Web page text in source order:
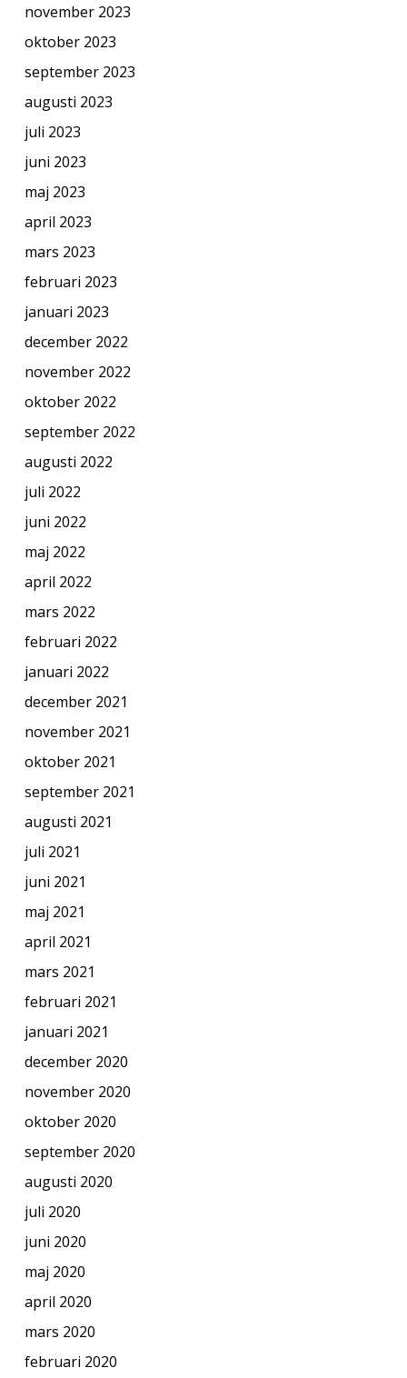
november 2023
oktober 2023
september 2023
augusti 2023
juli 2023
juni 2023
maj 2023
april 2023
mars 2023
februari 2023
januari 2023
december 2022
november 2022
oktober 2022
september 2022
augusti 2022
juli 2022
juni 2022
maj 2022
april 2022
mars 2022
februari 2022
januari 2022
december 2021
november 2021
oktober 2021
september 2021
augusti 2021
juli 2021
juni 2021
maj 2021
april 2021
mars 2021
februari 2021
januari 2021
december 2020
november 2020
oktober 2020
september 2020
augusti 2020
juli 2020
juni 2020
maj 2020
april 2020
mars 2020
februari 2020